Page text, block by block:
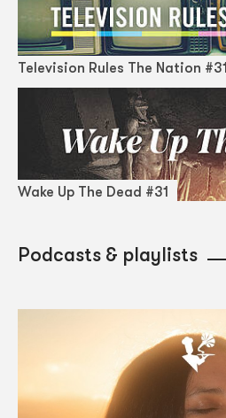
Television Rules The Nation #31
Wake Up The Dead #31
Podcasts & playlists